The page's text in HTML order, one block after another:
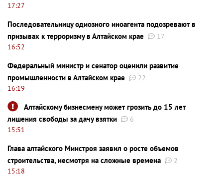
17:27
Последовательницу одиозного иноагента подозревают в
призывах к терроризму в Алтайском крае
17
16:52
Федеральный министр и сенатор оценили развитие
промышленности в Алтайском крае
22
16:19
Алтайскому бизнесмену может грозить до 15 лет
лишения свободы за дачу взятки
6
15:51
Глава алтайского Минстроя заявил о росте объемов
строительства, несмотря на сложные времена
2
15:18